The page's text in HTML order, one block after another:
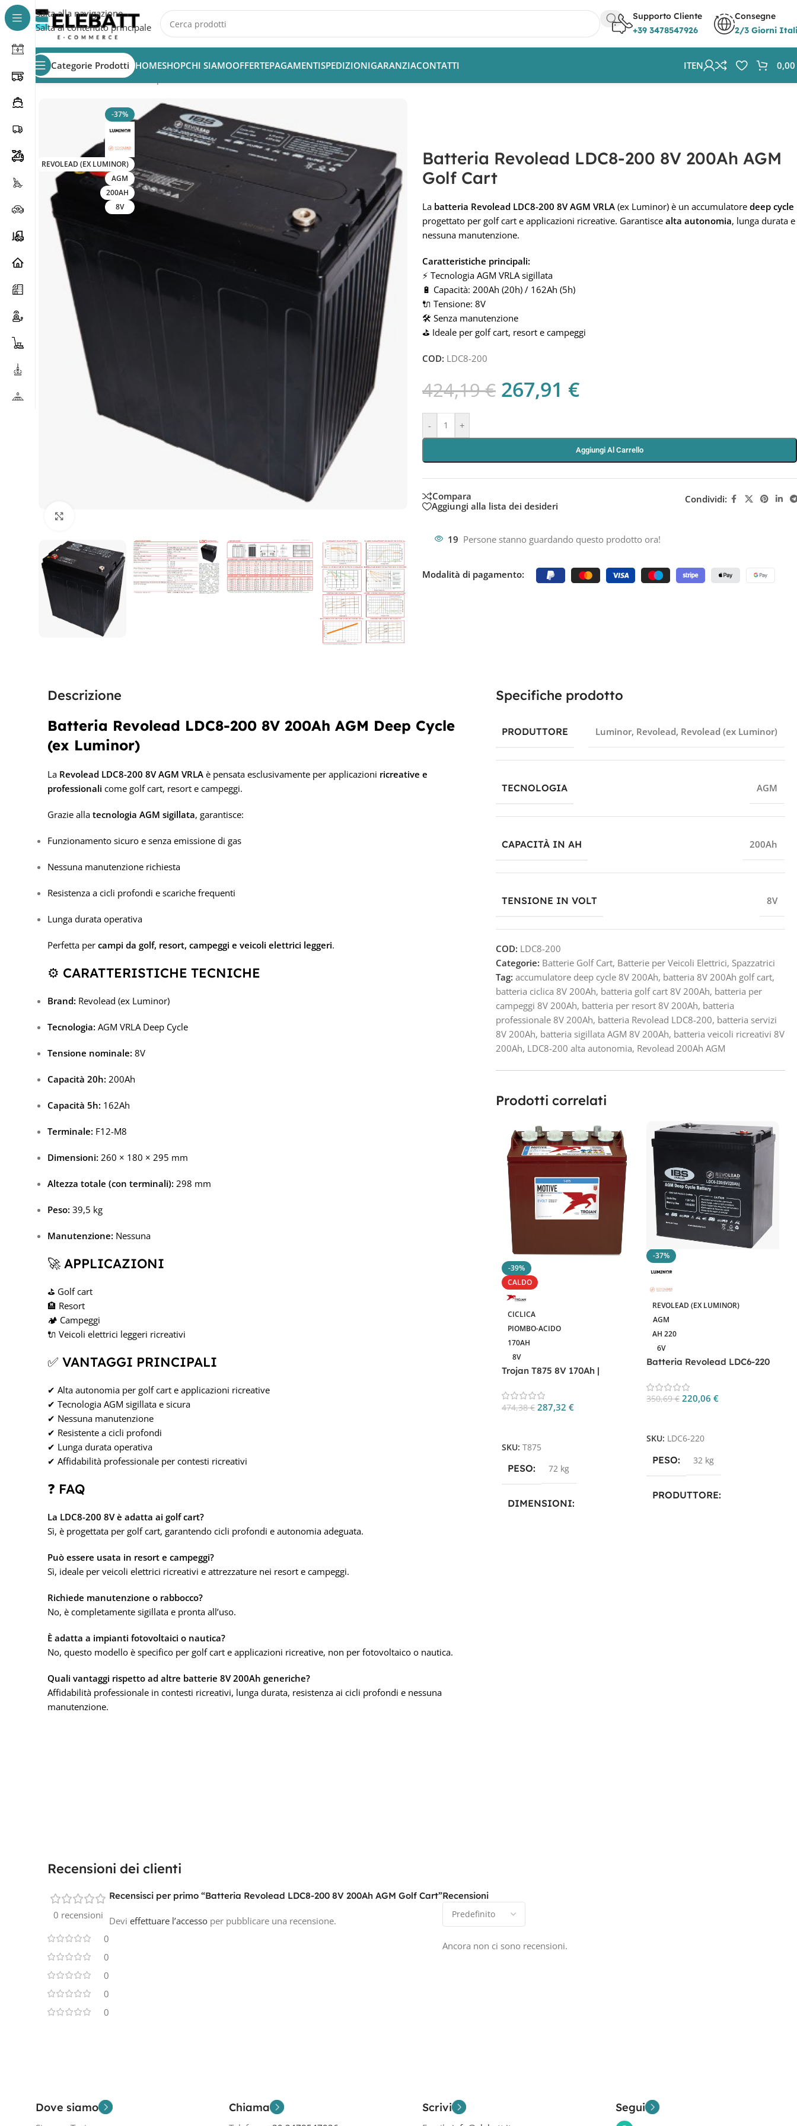
Salta alla navigazione
Salta al contenuto principale
Supporto Cliente
+39 3478547926
Consegne
2/3 Giorni
Categorie Prodotti HOMESHOPCHI SIAMOOFFERTEPAGAMENTISPEDIZIONIGARANZIACONTATTI ITEN
0,00
Home/MACCHINE PULIZIA
-37%
REVOLEAD (EX LUMINOR)
AGM
200AH
8V
Batteria Revolead LDC8-200 8V 200Ah AGM
Golf Cart
La batteria Revolead LDC8-200 8V AGM VRLA(ex Luminor) è un accumulatore deep cycle
progettato per golf cart e applicazioni ricreative. Garantisce alta autonomia, lunga durata e
nessuna manutenzione.
Caratteristiche principali:
⚡ Tecnologia AGM VRLA sigillata
🔋 Capacità: 200Ah (20h) / 162Ah (5h)
🔌 Tensione: 8V
🛠 Senza manutenzione
⛳ Ideale per golf cart, resort e campeggi
COD: LDC8-200
424,19€ 267,91 €
- +
Aggiungi Al Carrello
Compara
Aggiungi alla lista dei desideri
Condividi:
19 Persone stanno guardando questo prodotto ora!
Modalità di pagamento:
Descrizione
Batteria Revolead LDC8-200 8V 200Ah AGM Deep Cycle
(ex Luminor)
La Revolead LDC8-200 8V AGM VRLA è pensata esclusivamente per applicazioni ricreative e
professionali come golf cart, resort e campeggi.
Grazie alla tecnologia AGM sigillata, garantisce:
Funzionamento sicuro e senza emissione di gas
Nessuna manutenzione richiesta
Resistenza a cicli profondi e scariche frequenti
Lunga durata operativa
Perfetta per campi da golf, resort, campeggi e veicoli elettrici leggeri.
⚙️ CARATTERISTICHE TECNICHE
Brand: Revolead (ex Luminor)
Tecnologia: AGM VRLA Deep Cycle
Tensione nominale: 8V
Capacità 20h: 200Ah
Capacità 5h: 162Ah
Terminale: F12-M8
Dimensioni: 260 × 180 × 295 mm
Altezza totale (con terminali): 298 mm
Peso: 39,5 kg
Manutenzione: Nessuna
🚀 APPLICAZIONI
⛳ Golf cart
🏨 Resort
🏕 Campeggi
🔌 Veicoli elettrici leggeri ricreativi
✅ VANTAGGI PRINCIPALI
✔ Alta autonomia per golf cart e applicazioni ricreative
✔ Tecnologia AGM sigillata e sicura
✔ Nessuna manutenzione
✔ Resistente a cicli profondi
✔ Lunga durata operativa
✔ Affidabilità professionale per contesti ricreativi
❓ FAQ
La LDC8-200 8V è adatta ai golf cart?
Sì, è progettata per golf cart, garantendo cicli profondi e autonomia adeguata.
Può essere usata in resort e campeggi?
Sì, ideale per veicoli elettrici ricreativi e attrezzature nei resort e campeggi.
Richiede manutenzione o rabbocco?
No, è completamente sigillata e pronta all’uso.
È adatta a impianti fotovoltaici o nautica?
No, questo modello è specifico per golf cart e applicazioni ricreative, non per fotovoltaico o nautica.
Quali vantaggi rispetto ad altre batterie 8V 200Ah generiche?
Affidabilità professionale in contesti ricreativi, lunga durata, resistenza ai cicli profondi e nessuna
manutenzione.
Specifiche prodotto
PRODUTTORE Luminor, Revolead, Revolead (ex Luminor)
TECNOLOGIA AGM
CAPACITÀ IN AH 200Ah
TENSIONE IN VOLT 8V
COD: LDC8-200
Categorie: Batterie Golf Cart, Batterie per Veicoli Elettrici, Spazzatrici
Tag: accumulatore deep cycle 8V 200Ah, batteria 8V 200Ah golf cart,
batteria ciclica 8V 200Ah, batteria golf cart 8V 200Ah, batteria per
campeggi 8V 200Ah, batteria per resort 8V 200Ah, batteria
professionale 8V 200Ah, batteria Revolead LDC8-200, batteria servizi
8V 200Ah, batteria sigillata AGM 8V 200Ah, batteria veicoli ricreativi 8V
200Ah, LDC8-200 alta autonomia, Revolead 200Ah AGM
Prodotti correlati
-39%
CALDO
CICLICA
PIOMBO-ACIDO
170AH
8V
Trojan T875 8V 170Ah |
474,38€ 287,32€
SKU:T875
PESO 72 kg
DIMENSIONI
-37%
REVOLEAD (EX LUMINOR)
AGM
AH 220
6V
Batteria Revolead LDC6-220
350,69€ 220,06€
SKU: LDC6-220
PESO 32 kg
PRODUTTORE
Recensioni dei clienti
0 recensioni
0
0
0
0
0
Recensioni
Ancora non ci sono recensioni.
Recensisci per primo “Batteria Revolead LDC8-200 8V 200Ah AGM Golf Cart”
Devi effettuare l’accesso per pubblicare una recensione.
Dove siamo Chiama Scrivi Segui